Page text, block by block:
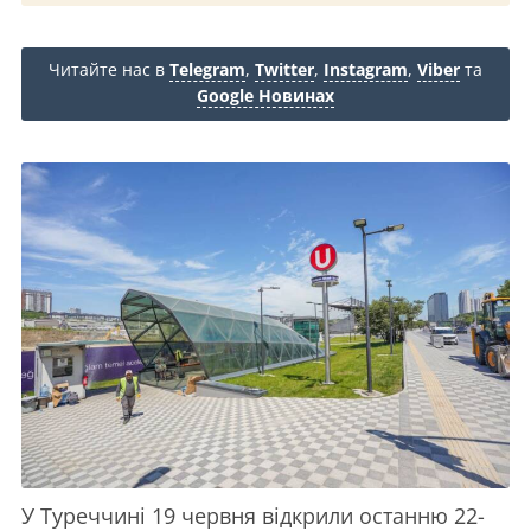
Читайте нас в Telegram, Twitter, Instagram, Viber та
Google Новинах
У Туреччині 19 червня відкрили останню 22-